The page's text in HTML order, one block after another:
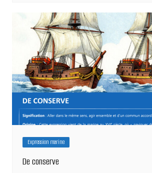
Expression marine
De conserve